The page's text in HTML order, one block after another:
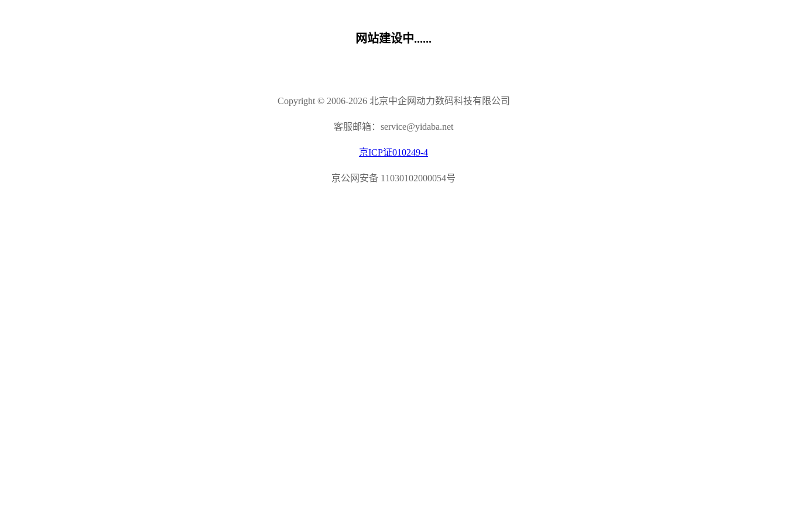
网站建设中......
Copyright © 2006-2026 北京中企网动力数码科技有限公司
客服邮箱：service@yidaba.net
京ICP证010249-4
京公网安备 11030102000054号